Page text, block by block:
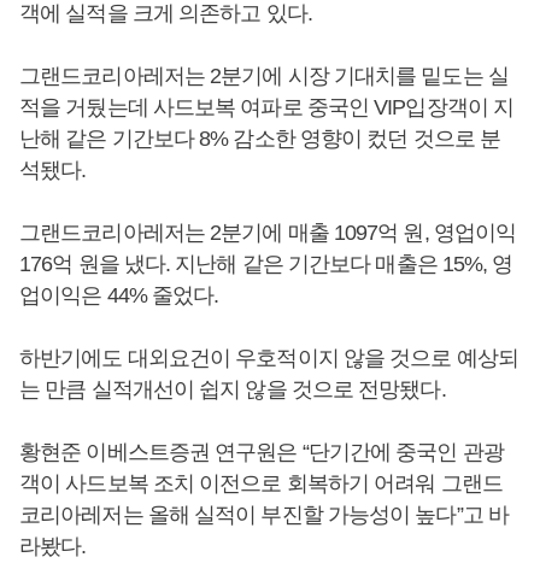
객에 실적을 크게 의존하고 있다.
그랜드코리아레저는 2분기에 시장 기대치를 밑도는 실
적을 거뒀는데 사드보복 여파로 중국인 VIP입장객이 지
난해 같은 기간보다 8% 감소한 영향이 컸던 것으로 분
석됐다.
그랜드코리아레저는 2분기에 매출 1097억 원, 영업이익
176억 원을 냈다. 지난해 같은 기간보다 매출은 15%, 영
업이익은 44% 줄었다.
하반기에도 대외요건이 우호적이지 않을 것으로 예상되
는 만큼 실적개선이 쉽지 않을 것으로 전망됐다.
황현준 이베스트증권 연구원은 “단기간에 중국인 관광
객이 사드보복 조치 이전으로 회복하기 어려워 그랜드
코리아레저는 올해 실적이 부진할 가능성이 높다”고 바
라봤다.